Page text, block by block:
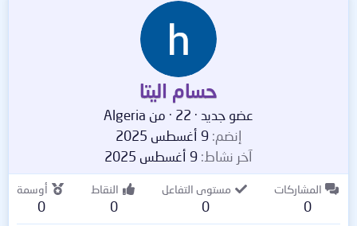
حسام اليتا
عضو جديد ·
· من Algeria
إنضم 9 أغسطس 2025
آخر نشاط 9 أغسطس 2025
المشاركات
0
مستوى التفاعل
0
النقاط
0
أوسمة
0